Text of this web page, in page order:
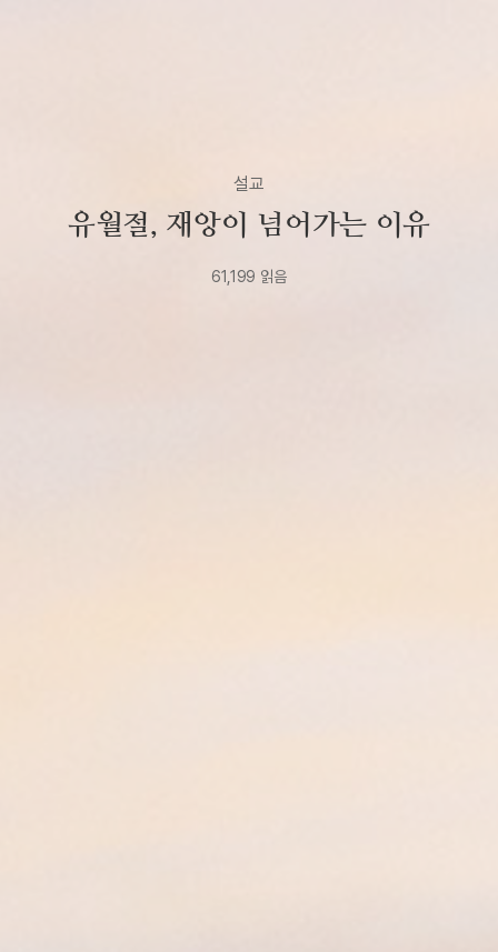
설교
유월절, 재앙이 넘어가는 이유
2020년
61,199 읽음